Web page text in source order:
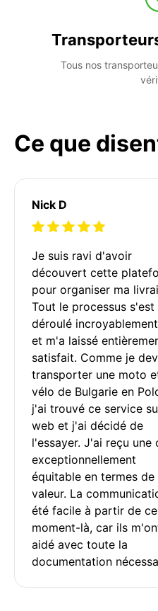
Tous nos
Ce que
Nick D
Je suis ravi d'avoir
découvert cette
pour organiser ma
Tout le processus s'est
déroulé
et m'a laissé
satisfait. Comme je
transporter une moto
vélo de Bulgarie en
j'ai trouvé ce service
web et j'ai décidé de
l'essayer. J'ai reçu une
exceptionnellement
équitable en termes de
valeur. La
été facile à partir de ce
moment-là, car ils
aidé avec toute la
documentation